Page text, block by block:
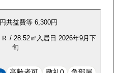
共益費等 6,300円
/ 28.52㎡ 入居日 2026年9月下
旬